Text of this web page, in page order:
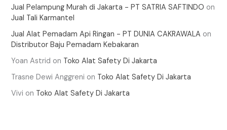
Jual Pelampung Murah di Jakarta - PT SATRIA SAFTINDO on
Jual Tali Karmantel
Jual Alat Pemadam Api Ringan - PT DUNIA CAKRAWALA on
Distributor Baju Pemadam Kebakaran
Yoan Astrid on Toko Alat Safety Di Jakarta
Trasne Dewi Anggreni on Toko Alat Safety Di Jakarta
Vivi on Toko Alat Safety Di Jakarta